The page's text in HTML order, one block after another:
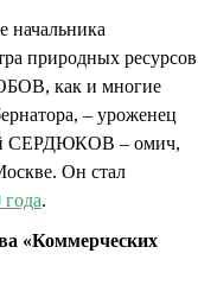
начальника
природных ресурсов
как и многие
– уроженец
СЕРДЮКОВ – омич,
Он стал
.
«Коммерческих